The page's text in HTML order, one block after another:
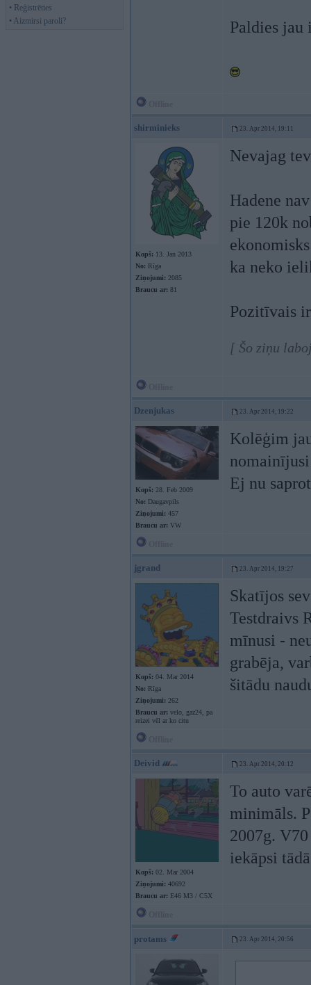
• Reģistrēties
• Aizmirsi paroli?
Paldies jau
shirminieks 23. Apr 2014, 19:11
Kopš: 13. Jan 2013
No: Rīga
Ziņojumi: 2085
Braucu ar: 81
Nevajag
Hadene
pie 120k
ka neko
Pozitīvais
[ Šo ziņu
Dzenjukas 23. Apr 2014, 19:22
Kopš: 28. Feb 2009
No: Daugavpils
Ziņojumi: 457
Braucu ar: VW
Kolēģim
Ej nu
jgrand 23. Apr 2014, 19:27
Kopš: 04. Mar 2014
No: Rīga
Ziņojumi: 262
Braucu ar: velo, gaz24, pa
reizei vēl ar ko citu
Skatījos
Testdraivs
mīnusi -
grabēja,
šitādu
Deivid 23. Apr 2014, 20:12
Kopš: 02. Mar 2004
Ziņojumi: 40692
Braucu ar: E46 M3 / C5X
To auto
minimāls.
2007g.
iekāpsi
protams 23. Apr 2014, 20:56